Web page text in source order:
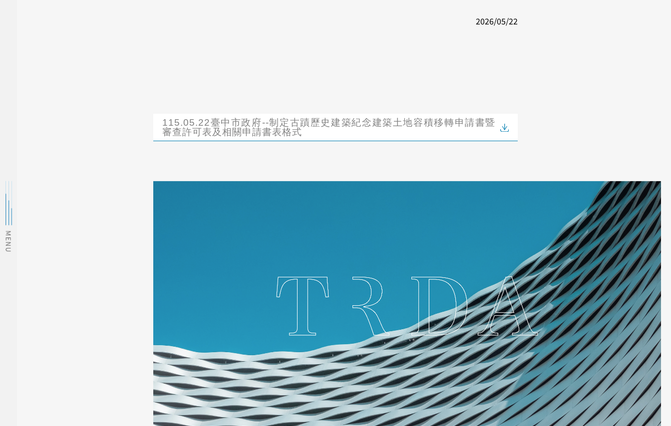
2026/05/22
115.05.22臺中市政府--制定古蹟歷史建築紀念建築土地容積移轉申請書暨
審查許可表及相關申請書表格式